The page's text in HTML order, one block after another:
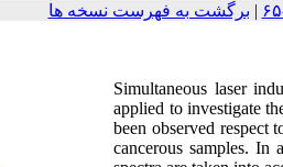
| برگشت به فهرست نسخه ها
Simultaneous laser
applied to investigate
been observed respect
cancerous samples. In